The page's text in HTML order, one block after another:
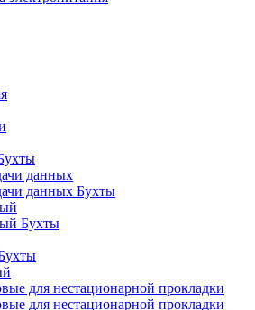
данных
данных Бухты
Бухты
для нестационарной прокладки
для нестационарной прокладки